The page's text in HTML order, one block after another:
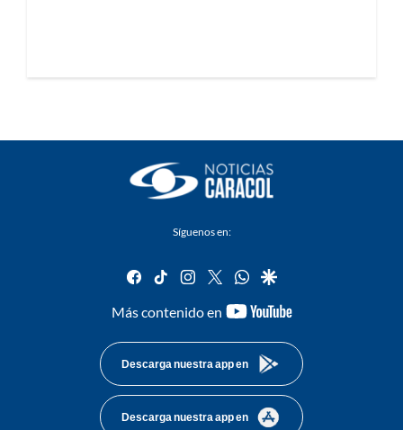
Síguenos en:
facebook
tiktok instagram
twitterwhatsapp
google
Más contenido en
youtube-
Descarga nuestra app en
Descarga nuestra app en